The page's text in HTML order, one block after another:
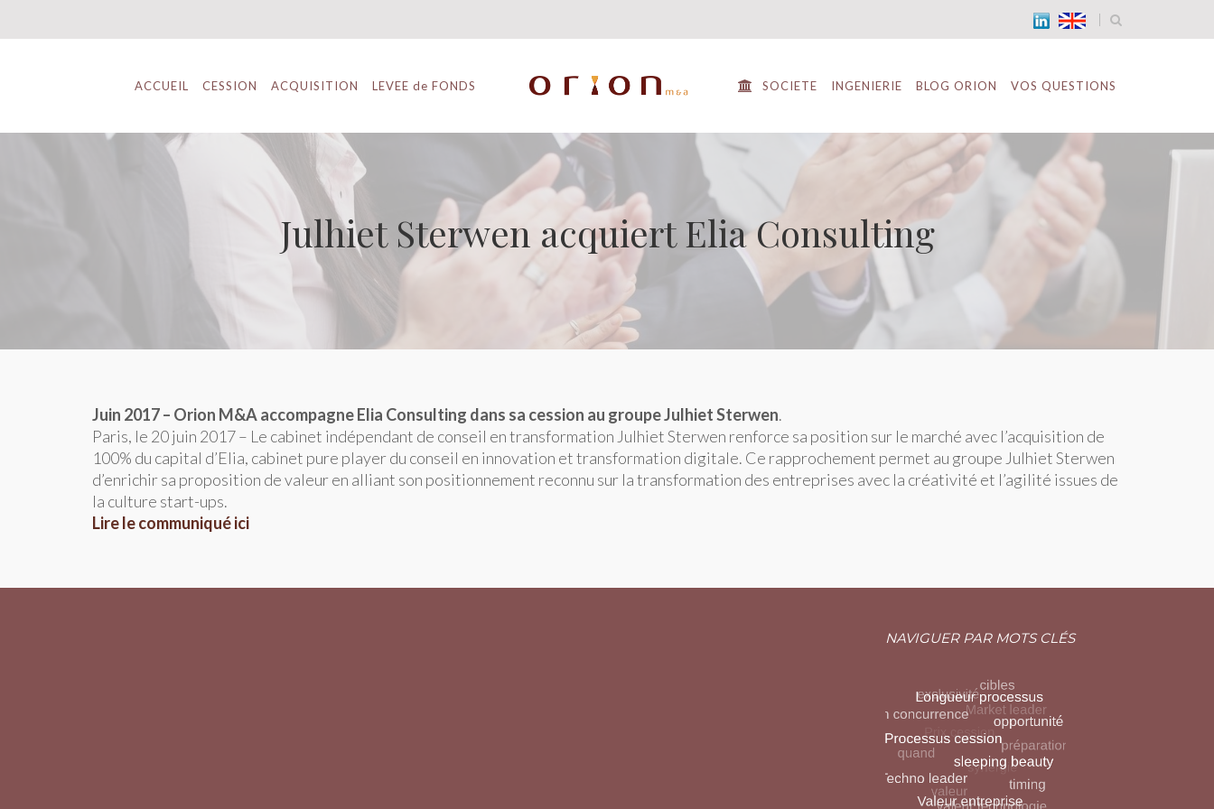
ACCUEIL CESSION ACQUISITION LEVEE de FONDS SOCIETE INGENIERIE BLOG ORION VOS QUESTIONS
Julhiet Sterwen acquiert Elia Consulting
Juin 2017 – Orion M&A accompagne Elia Consulting dans sa cession au groupe Julhiet Sterwen.
Paris, le 20 juin 2017 – Le cabinet indépendant de conseil en transformation Julhiet Sterwen renforce sa position sur le marché avec l’acquisition de
100% du capital d’Elia, cabinet pure player du conseil en innovation et transformation digitale. Ce rapprochement permet au groupe Julhiet Sterwen
d’enrichir sa proposition de valeur en alliant son positionnement reconnu sur la transformation des entreprises avec la créativité et l’agilité issues de
la culture start-ups.
Lire le communiqué ici
NAVIGUER PAR MOTS CLÉS